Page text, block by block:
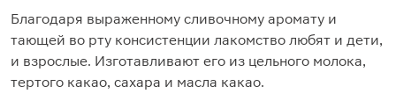
Благодаря выраженному сливочному аромату и
тающей во рту консистенции лакомство любят и дети,
и взрослые. Изготавливают его из цельного молока,
тертого какао, сахара и масла какао.